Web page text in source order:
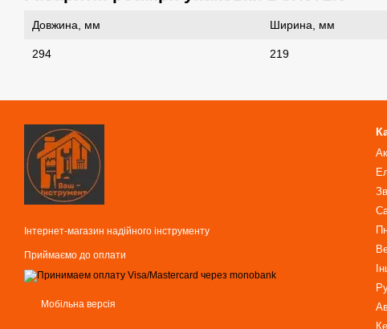
Довжина, мм Ширина, мм
294 219
Інтернет-магазин надійного інструменту
Приймаємо до оплати
Мобільна версія